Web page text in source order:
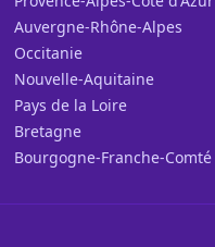
Auvergne-Rhône-Alpes
Occitanie
Nouvelle-Aquitaine
Pays de la Loire
Bretagne
Bourgogne-Franche-Comté